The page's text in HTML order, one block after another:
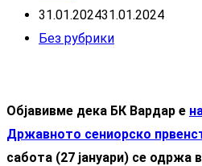
31.01.202431.01.2024
Без рубрики
Објавивме дека БК Вардар е
Државното сениорско
сабота (27 јануари) се одржа